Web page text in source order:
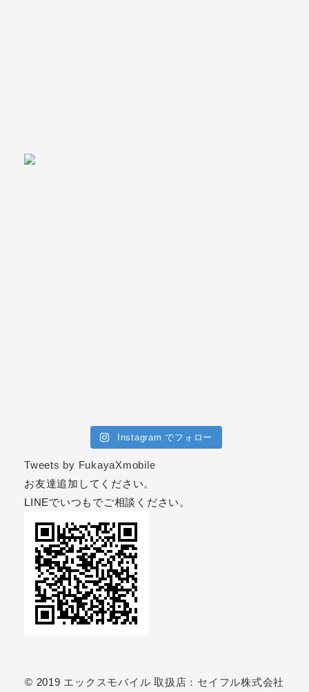
Instagram でフォロー
Tweets by FukayaXmobile
お友達追加してください。
LINEでいつもでご相談ください。
© 2019 エックスモバイル 取扱店：セイフル株式会社